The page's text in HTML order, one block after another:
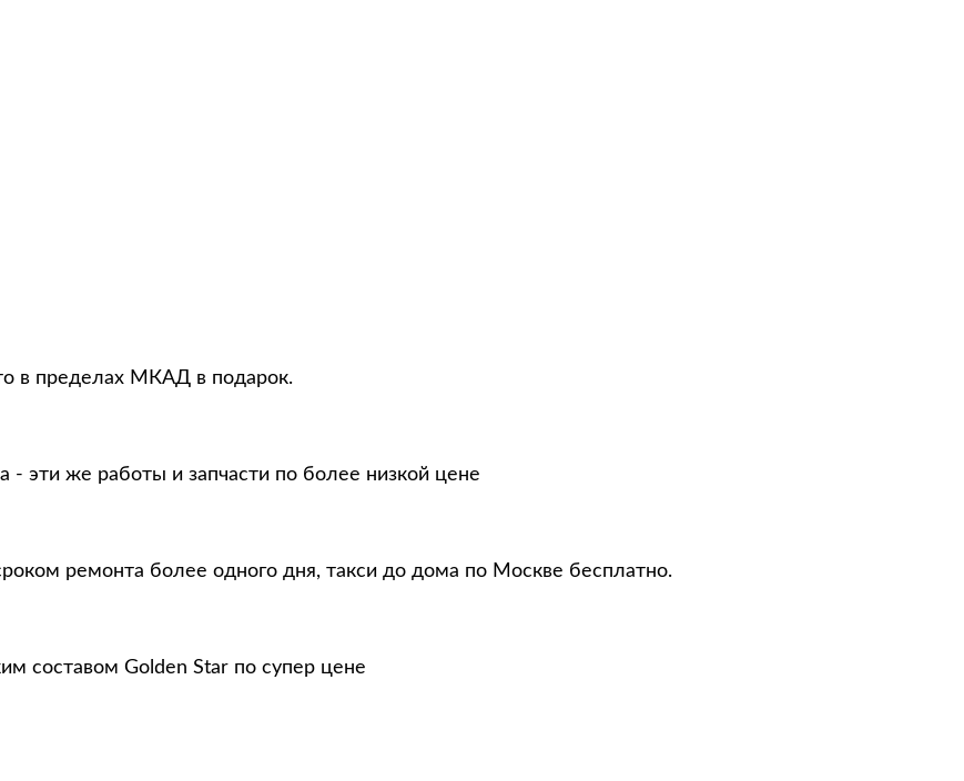
в пределах МКАД в подарок.
- эти же работы и запчасти по более низкой цене
ремонта более одного дня, такси до дома по Москве бесплатно.
составом Golden Star по супер цене